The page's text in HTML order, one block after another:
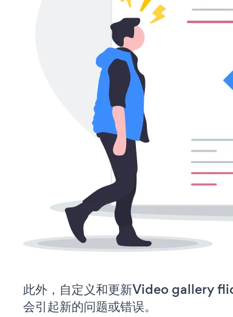
此外，自定义和更新Video gallery
会引起新的问题或错误。